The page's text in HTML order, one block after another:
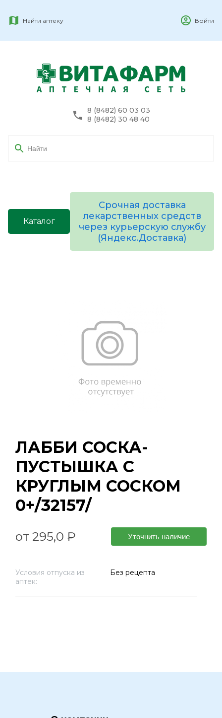
Найти аптеку Войти
8 (8482) 60 03 03
8 (8482) 30 48 40
Каталог
Срочная доставка
лекарственных средств
через курьерскую службу
(Яндекс.Доставка)
ЛАББИ СОСКА-
ПУСТЫШКА С
КРУГЛЫМ СОСКОМ
0+/32157/
от 295,0 ₽ Уточнить наличие
Условия отпуска из
аптек:
Без рецепта